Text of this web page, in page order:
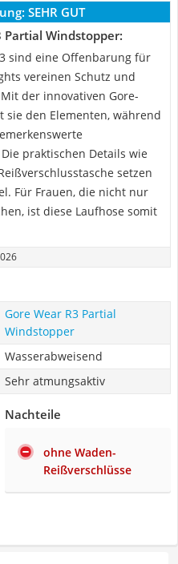
SEHR GUT
Partial Windstopper:
sind eine Offenbarung für
vereinen Schutz und
der innovativen Gore-
den Elementen, während
praktischen Details wie
setzen
Für Frauen, die nicht nur
ist diese Laufhose somit
Gore Wear R3 Partial
Windstopper
Wasserabweisend
Sehr atmungsaktiv
Nachteile
ohne Waden-
Reißverschlüsse